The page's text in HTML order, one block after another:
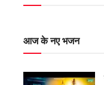
आज के नए भजन